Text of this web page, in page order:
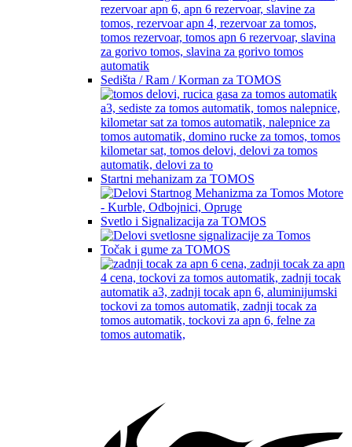
Sedišta / Ram / Korman za TOMOS
Startni mehanizam za TOMOS
Svetlo i Signalizacija za TOMOS
Točak i gume za TOMOS